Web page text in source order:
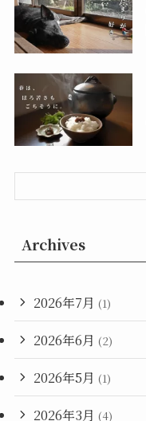
Archives
2026年7月 (1)
2026年6月 (2)
2026年5月 (1)
2026年3月 (4)